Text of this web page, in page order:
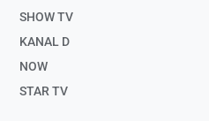
SHOW TV
KANAL D
NOW
STAR TV